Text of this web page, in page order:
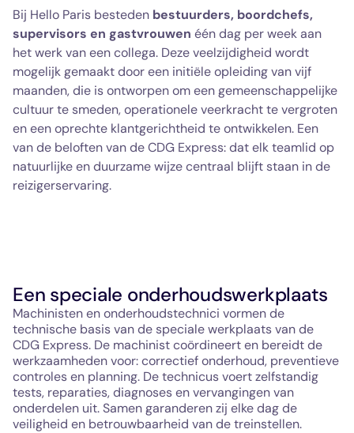
Bij Hello Paris besteden bestuurders, boordchefs,
supervisors en gastvrouwen één dag per week aan
het werk van een collega. Deze veelzijdigheid wordt
mogelijk gemaakt door een initiële opleiding van vijf
maanden, die is ontworpen om een gemeenschappelijke
cultuur te smeden, operationele veerkracht te vergroten
en een oprechte klantgerichtheid te ontwikkelen. Een
van de beloften van de CDG Express: dat elk teamlid op
natuurlijke en duurzame wijze centraal blijft staan in de
reizigerservaring.
Een speciale onderhoudswerkplaats
Machinisten en onderhoudstechnici vormen de
technische basis van de speciale werkplaats van de
CDG Express. De machinist coördineert en bereidt de
werkzaamheden voor: correctief onderhoud, preventieve
controles en planning. De technicus voert zelfstandig
tests, reparaties, diagnoses en vervangingen van
onderdelen uit. Samen garanderen zij elke dag de
veiligheid en betrouwbaarheid van de treinstellen.